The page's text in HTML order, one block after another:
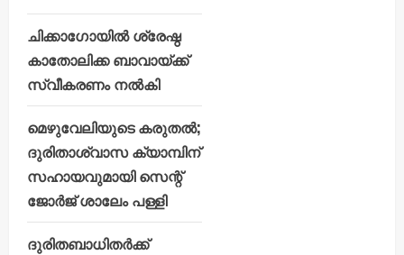
ചിക്കാഗോയിൽ ശ്രേഷ്ഠ
കാതോലിക്ക ബാവായ്ക്ക്
സ്വീകരണം നൽകി
മെഴുവേലിയുടെ കരുതൽ;
ദുരിതാശ്വാസ ക്യാമ്പിന്
സഹായവുമായി സെന്റ്
ജോർജ് ശാലേം പള്ളി
ദുരിതബാധിതർക്ക്